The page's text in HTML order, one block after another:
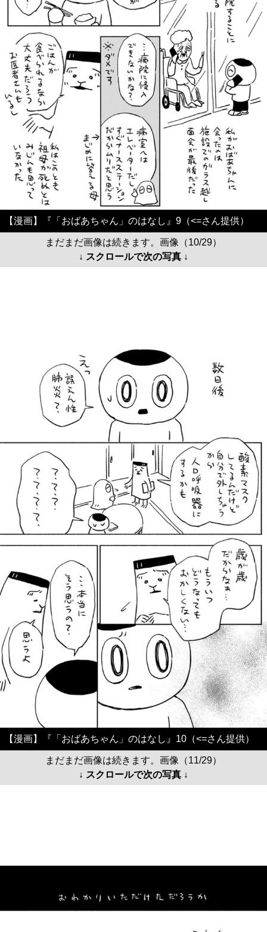
【漫画】『「おばあちゃん」のはなし』9（<=さん提供）
まだまだ画像は続きます。画像（10/29）
↓ スクロールで次の写真 ↓
【漫画】『「おばあちゃん」のはなし』10（<=さん提供）
まだまだ画像は続きます。画像（11/29）
↓ スクロールで次の写真 ↓